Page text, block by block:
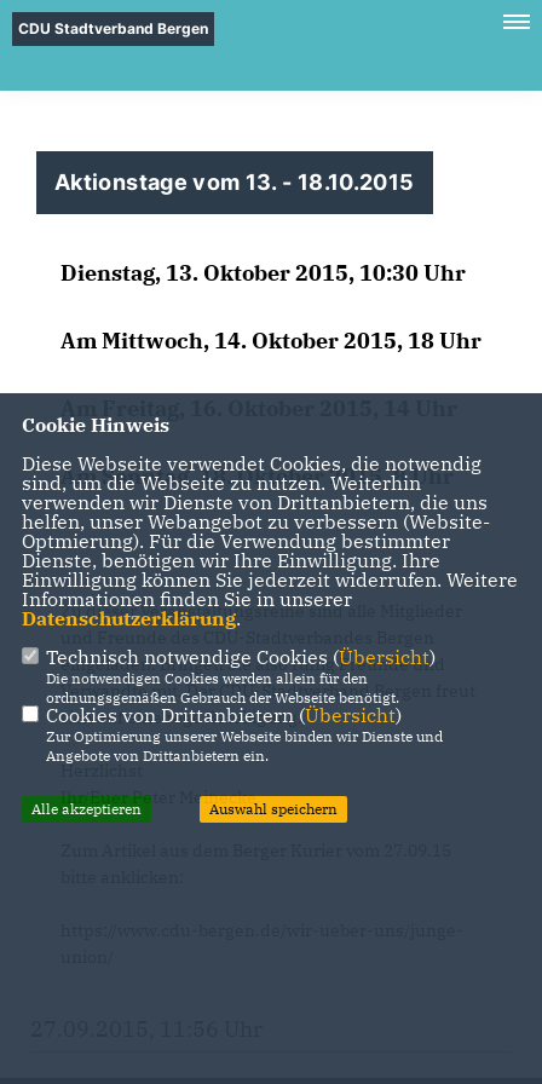
CDU Stadtverband Bergen
Aktionstage vom 13. - 18.10.2015
Dienstag, 13. Oktober 2015, 10:30 Uhr
Am Mittwoch, 14. Oktober 2015, 18 Uhr
Am Sonntag, 18. Oktober 2015, 8 Uhr
Zu dieser Veranstaltungsreihe sind alle Mitglieder
eingeladen. Bringen Sie also ruhig Freunde und
Verwandte mit. Der CDU-Stadtverband Bergen freut
sich auf eine rege Beteiligung.
Herzlichst
Ihr/Euer Peter Meinecke
Cookie Hinweis
Diese Webseite verwendet Cookies, die notwendig
sind, um die Webseite zu nutzen. Weiterhin
verwenden wir Dienste von Drittanbietern, die uns
helfen, unser Webangebot zu verbessern (Website-
Optmierung). Für die Verwendung bestimmter
Dienste, benötigen wir Ihre Einwilligung. Ihre
Einwilligung können Sie jederzeit widerrufen. Weitere
Informationen finden Sie in unserer
Datenschutzerklärung.
Technisch notwendige Cookies (Übersicht)
Die notwendigen Cookies werden allein für den
ordnungsgemäßen Gebrauch der Webseite benötigt.
Cookies von Drittanbietern (Übersicht)
Zur Optimierung unserer Webseite binden wir Dienste und
Angebote von Drittanbietern ein.
Alle akzeptieren Auswahl speichern